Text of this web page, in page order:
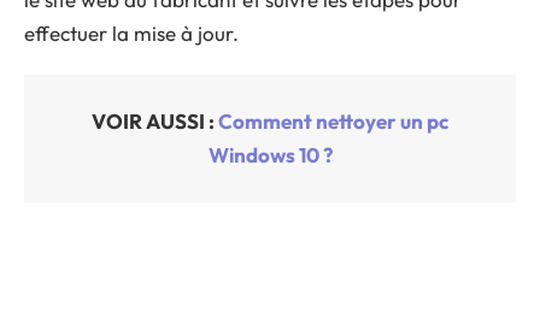
effectuer la mise à jour.
VOIR AUSSI :Comment nettoyer un pc
Windows 10 ?